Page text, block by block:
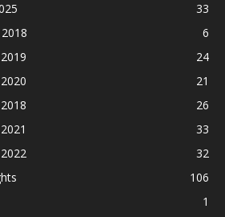
33
6
24
21
26
33
32
106
1